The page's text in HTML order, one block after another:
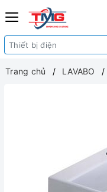
Trang chủ LAVABO